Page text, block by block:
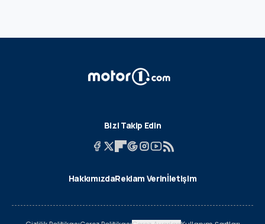
Bizi Takip Edin
HakkımızdaReklam Verinİletişim